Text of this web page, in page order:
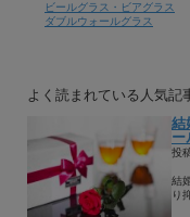
ビールグラス・ビアグラス
ダブルウォールグラス
よく読まれている人気記
結
ー
投
結
り